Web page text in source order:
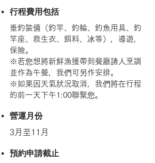
行程費用包括
垂釣裝備（釣竿、釣輪、釣魚用具、釣
竿座、救生衣、餌料、冰等），導遊，
保險。
※若您想將新鮮漁獲帶到餐廳請人烹調
並作為午餐，我們可另作安排。
※如果因天氣狀況取消，我們將在行程
的前一天下午1:00聯繫您。
營運月份
3月至11月
預約申請截止